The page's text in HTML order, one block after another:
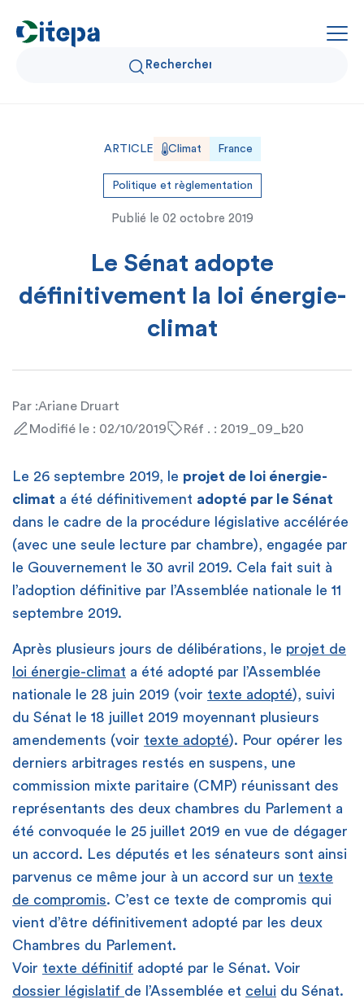
Qui sommes-nous ?
Données Air et Climat
Expertise et solutions
ARTICLE Climat France
Politique et règlementation
Publié le 02 octobre 2019
Le Sénat adopte
définitivement la loi énergie-
climat
Par :Ariane Druart
Modifié le : 02/10/2019
Réf . : 2019_09_b20
Le 26 septembre 2019, le projet de loi énergie-
climat a été définitivement adopté par le Sénat
dans le cadre de la procédure législative accélérée
(avec une seule lecture par chambre), engagée par
le Gouvernement le 30 avril 2019. Cela fait suit à
l’adoption définitive par l’Assemblée nationale le 11
septembre 2019.
Après plusieurs jours de délibérations, le projet de
loi énergie-climat a été adopté par l’Assemblée
nationale le 28 juin 2019 (voir texte adopté), suivi
du Sénat le 18 juillet 2019 moyennant plusieurs
amendements (voir texte adopté). Pour opérer les
derniers arbitrages restés en suspens, une
commission mixte paritaire (CMP) réunissant des
représentants des deux chambres du Parlement a
été convoquée le 25 juillet 2019 en vue de dégager
un accord. Les députés et les sénateurs sont ainsi
parvenus ce même jour à un accord sur un texte
de compromis. C’est ce texte de compromis qui
vient d’être définitivement adopté par les deux
Chambres du Parlement.
Voir texte définitif adopté par le Sénat. Voir
dossier législatif de l’Assemblée et celui du Sénat.